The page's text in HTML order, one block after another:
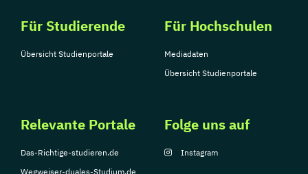
Water Technology (EN)
Studienrichtung im Masterstudiengang
Technische Dokumentation
Versicherungsmanagement
Bildmanagement
eHealth
Für Studierende
Übersicht Studienportale
Für Hochschulen
Mediadaten
Übersicht Studienportale
Relevante Portale
Das-Richtige-studieren.de
Wegweiser-duales-Studium.de
Folge uns auf
Instagram